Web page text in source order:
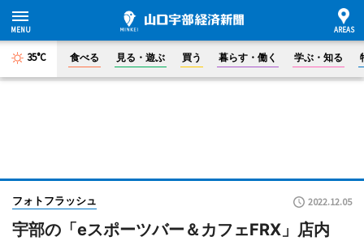
35°C 食べる 見る・遊ぶ 買う 暮らす・働く 学ぶ・知る
フォトフラッシュ 2022.12.05
宇部の「eスポーツバー＆カフェFRX」店内